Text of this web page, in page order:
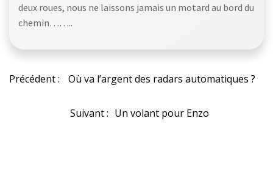
deux roues, nous ne laissons jamais un motard au bord du
chemin……..
Navigation
Précédent : Où va l’argent des radars automatiques ?
Navigation
Suivant : Un volant pour Enzo